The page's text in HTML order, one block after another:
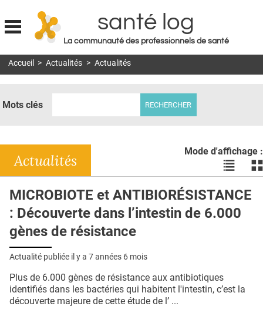
Jump to navigation
santé log
La communauté des professionnels de santé
MON COMPTE
DOSSIERS
RÉSEAUX
E-REVUE SAD
L'APP
PUBLICITÉ
Accueil > Actualités > Actualités
Mots clés
Mode d'affichage :
Voir
les
en
liste
les
Actualités
MICROBIOTE et ANTIBIORÉSISTANCE
: Découverte dans l’intestin de 6.000
gènes de résistance
Actualité publiée il y a 7 années 6 mois
Plus de 6.000 gènes de résistance aux antibiotiques
identifiés dans les bactéries qui habitent l'intestin, c’est la
découverte majeure de cette étude de l’ ...